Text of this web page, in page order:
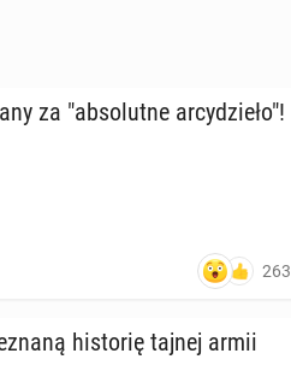
za "ab­so­lut­ne ar­cy­dzie­ło"!
263
hi­sto­rię tajnej armii